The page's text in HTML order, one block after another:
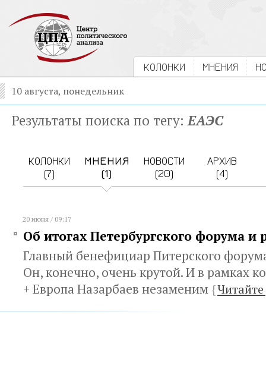
КОЛОНКИ МНЕНИЯ
10 августа, понедельник
Результаты поиска по тегу:ЕАЭС
КОЛОНКИ
(7)
МНЕНИЯ
(1)
НОВОСТИ
(20)
АРХИВ
(4)
20 июня / 09:17
Об итогах Петербургского форума и
Главный бенефициар Питерского
Он, конечно, очень крутой. И в рамках
+ Европа Назарбаев незаменим {